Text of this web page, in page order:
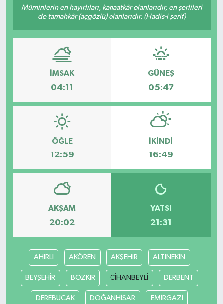
Müminlerin en hayırlıları, kanaatkâr olanlarıdır, en şerlileri
de tamahkâr (açgözlü) olanlarıdır. (Hadis-i şerif)
İMSAK
04:11
GÜNEŞ
05:47
ÖĞLE
12:59
İKINDI
16:49
AKŞAM
20:02
YATSI
21:31
AHIRLI AKÖREN AKŞEHİR ALTINEKİN
BEYŞEHİR BOZKIR CİHANBEYLİ DERBENT
DEREBUCAK DOĞANHİSAR EMİRGAZİ
Resmi İlanlar